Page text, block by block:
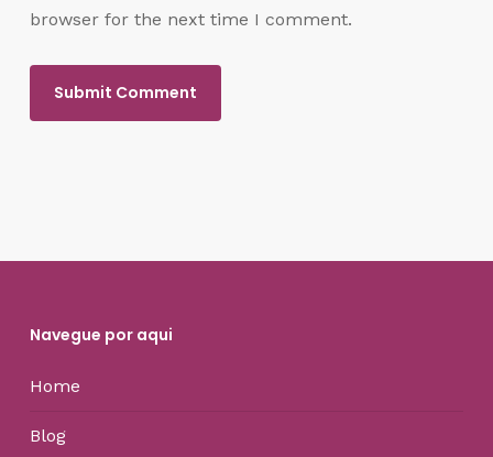
browser for the next time I comment.
Navegue por aqui
Home
Blog